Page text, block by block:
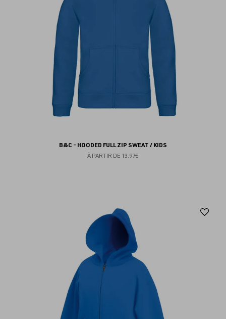
B&C - HOODED FULL ZIP SWEAT / KIDS
À PARTIR DE 13.97€